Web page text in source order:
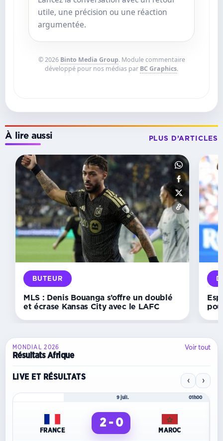
utile, une précision ou une réaction
argumentée.
© 2026 Binto Media Group. Module commentaire
développé pour nos médias par BC Graphics.
À lire aussi PLUS D’ARTICLES
BUT
Deportivo :
Aubameyang
ouvre
déjà
son
compteur
la
victoire
face
Lugo
BUTEUR
MLS : Denis Bouanga s’offre un doublé
et écrase Kansas City avec le LAFC
MONDIAL 2026
Résultats Afrique
Voir tout
LIVE ET RÉSULTATS ‹ ›
9 juil. 01h00
FRANCE
2 - 0
MAROC